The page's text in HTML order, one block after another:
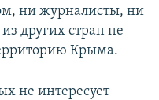
ни журналисты, ни
других стран не
Крыма.
не интересует